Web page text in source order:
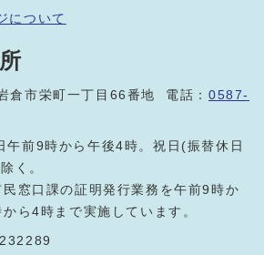
について
倉市栄町一丁目66番地 電話：0587-
午前9時から午後4時。祝日(振替休日
く。
窓口課の証明発行業務を午前9時か
ら4時まで実施しています。